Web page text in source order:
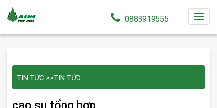
T
l
n
0888919555
TIN TỨC >>TIN TỨC
cao su tổng hợp